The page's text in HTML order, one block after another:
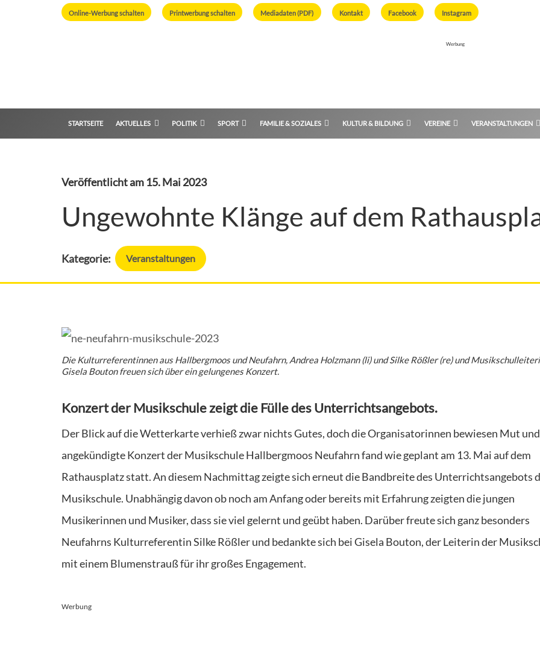
Online-Werbung schalten Printwerbung schalten Mediadaten (PDF) Kontakt Facebook Instagram
Werbung
STARTSEITE AKTUELLES POLITIK SPORT FAMILIE & SOZIALES KULTUR & BILDUNG VEREINE VERANSTALTUNGEN
Veröffentlicht am 15. Mai 2023
Ungewohnte Klänge auf dem
Kategorie: Veranstaltungen
Die Kulturreferentinnen aus Hallbergmoos und Neufahrn, Andrea Holzmann (li) und Silke Rößler (re) und
Gisela Bouton freuen sich über ein gelungenes Konzert.
Konzert der Musikschule zeigt die Fülle des Unterrichtsangebots.
Der Blick auf die Wetterkarte verhieß zwar nichts Gutes, doch die Organisatorinnen bewiesen Mut
angekündigte Konzert der Musikschule Hallbergmoos Neufahrn fand wie geplant am 13. Mai auf dem
Rathausplatz statt. An diesem Nachmittag zeigte sich erneut die Bandbreite des Unterrichtsangebots
Musikschule. Unabhängig davon ob noch am Anfang oder bereits mit Erfahrung zeigten die jungen
Musikerinnen und Musiker, dass sie viel gelernt und geübt haben. Darüber freute sich ganz besonders
Neufahrns Kulturreferentin Silke Rößler und bedankte sich bei Gisela Bouton, der Leiterin der
mit einem Blumenstrauß für ihr großes Engagement.
Werbung